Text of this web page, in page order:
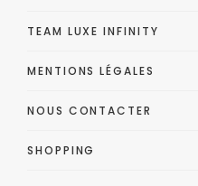
TEAM LUXE INFINITY
MENTIONS LÉGALES
NOUS CONTACTER
SHOPPING